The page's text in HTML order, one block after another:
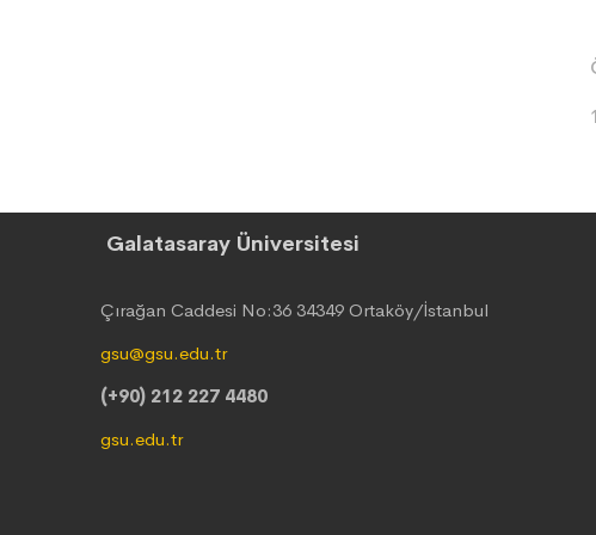
Galatasaray Üniversitesi
Çırağan Caddesi No:36 34349 Ortaköy/İstanbul
gsu@gsu.edu.tr
(+90) 212 227 4480
gsu.edu.tr